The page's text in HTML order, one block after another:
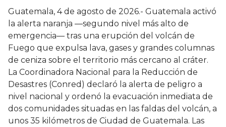
Guatemala, 4 de agosto de 2026.- Guatemala activó
la alerta naranja —segundo nivel más alto de
emergencia— tras una erupción del volcán de
Fuego que expulsa lava, gases y grandes columnas
de ceniza sobre el territorio más cercano al cráter.
La Coordinadora Nacional para la Reducción de
Desastres (Conred) declaró la alerta de peligro a
nivel nacional y ordenó la evacuación inmediata de
dos comunidades situadas en las faldas del volcán, a
unos 35 kilómetros de Ciudad de Guatemala. Las